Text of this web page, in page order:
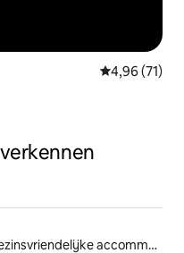
Gemiddelde
4,96 (71)
Gezinsvriendelijke accommodaties